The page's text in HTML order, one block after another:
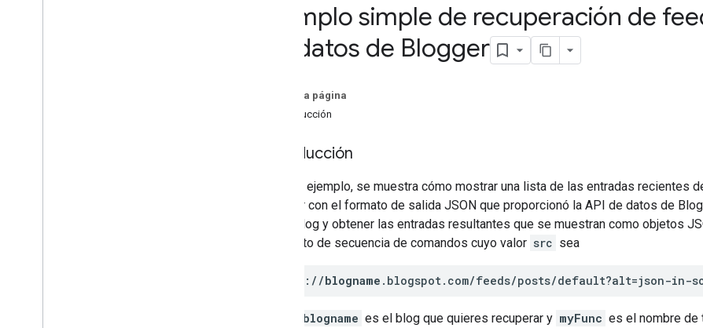
Ejemplo simple de recuperación de
de datos de Blogger
En esta página
Introducción
Introducción
En este ejemplo, se muestra cómo mostrar una lista de las entradas recientes
Blogger con el formato de salida JSON que proporcionó la API de datos de
de un blog y obtener las entradas resultantes que se muestran como objetos
elemento de secuencia de comandos cuyo valor src sea
https://blogname .blogspot.com/feeds/posts/default?alt=json-in-
blogname es el blog que quieres recuperar y myFunc es el nombre de